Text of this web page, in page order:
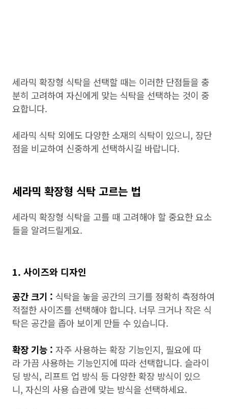
세라믹 확장형 식탁을 선택할 때는 이러한 단점들을 충
분히 고려하여 자신에게 맞는 식탁을 선택하는 것이 중
요합니다.
세라믹 식탁 외에도 다양한 소재의 식탁이 있으니, 장단
점을 비교하여 신중하게 선택하시길 바랍니다.
세라믹 확장형 식탁 고르는 법
세라믹 확장형 식탁을 고를 때 고려해야 할 중요한 요소
들을 알려드릴게요.
1. 사이즈와 디자인
공간 크기 : 식탁을 놓을 공간의 크기를 정확히 측정하여
적절한 사이즈를 선택해야 합니다. 너무 크거나 작은 식
탁은 공간을 좁아 보이게 만들 수 있습니다.
확장 기능 : 자주 사용하는 확장 기능인지, 필요에 따
라 가끔 사용하는 기능인지에 따라 선택합니다. 슬라이
딩 방식, 리프트 업 방식 등 다양한 확장 방식이 있으
니, 자신의 사용 습관에 맞는 방식을 선택하세요.